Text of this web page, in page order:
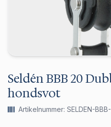
Seldén BBB 20
hondsvot
Artikelnummer: SELDEN-